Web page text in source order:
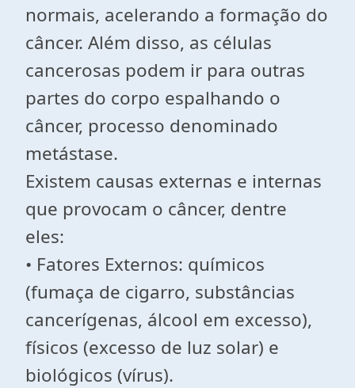
normais, acelerando a formação do
câncer. Além disso, as células
cancerosas podem ir para outras
partes do corpo espalhando o
câncer, processo denominado
metástase.
Existem causas externas e internas
que provocam o câncer, dentre
eles:
• Fatores Externos: químicos
(fumaça de cigarro, substâncias
cancerígenas, álcool em excesso),
físicos (excesso de luz solar) e
biológicos (vírus).